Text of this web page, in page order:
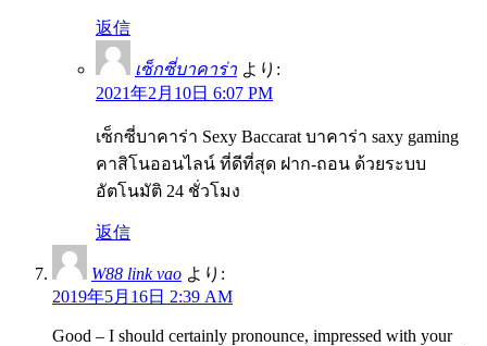
返信
เซ็กซี่บาคาร่า より:
2021年2月10日 6:07 PM
เซ็กซี่บาคาร่า Sexy Baccarat บาคาร่า saxy gaming
คาสิโนออนไลน์ ที่ดีที่สุด ฝาก-ถอน ด้วยระบบ
อัตโนมัติ 24 ชั่วโมง
返信
W88 link vao より:
2019年5月16日 2:39 AM
Good – I should certainly pronounce, impressed with your